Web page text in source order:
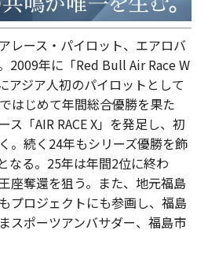
レース・パイロット、エアロバ
2009年に「Red Bull Air Race W
ジア人初のパイロットとして
はじめて年間総合優勝を果た
ス「AIR RACE X」を発足し、初
。続く24年もシリーズ優勝を飾
なる。25年は年間2位に終わ
座奪還を狙う。また、地元福島
プロジェクトにも参画し、福島
スポーツアンバサダー、福島市